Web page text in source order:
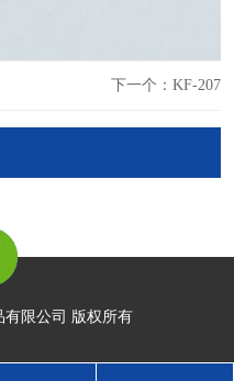
下一个：KF-207
有限公司 版权所有